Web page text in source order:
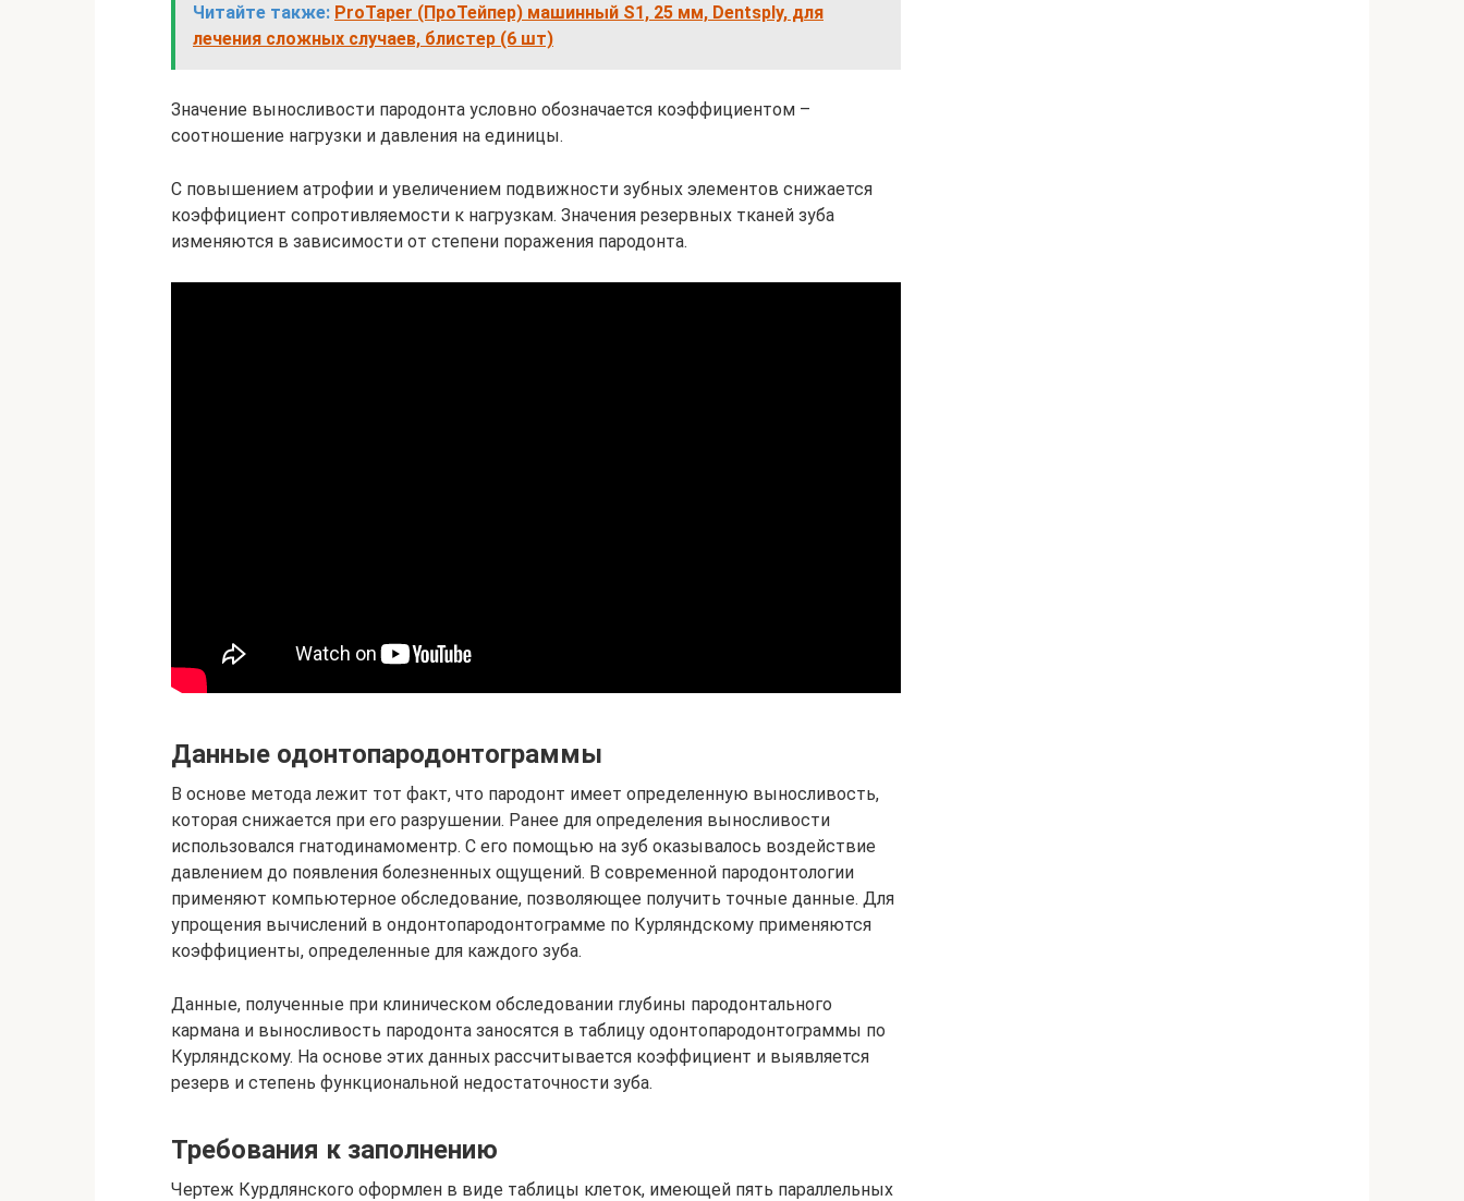
Читайте также: ProTaper (ПроТейпер) машинный S1, 25 мм, Dentsply, для
лечения сложных случаев, блистер (6 шт)
Значение выносливости пародонта условно обозначается коэффициентом –
соотношение нагрузки и давления на единицы.
С повышением атрофии и увеличением подвижности зубных элементов снижается
коэффициент сопротивляемости к нагрузкам. Значения резервных тканей зуба
изменяются в зависимости от степени поражения пародонта.
Данные одонтопародонтограммы
В основе метода лежит тот факт, что пародонт имеет определенную выносливость,
которая снижается при его разрушении. Ранее для определения выносливости
использовался гнатодинамоментр. С его помощью на зуб оказывалось воздействие
давлением до появления болезненных ощущений. В современной пародонтологии
применяют компьютерное обследование, позволяющее получить точные данные. Для
упрощения вычислений в ондонтопародонтограмме по Курляндскому применяются
коэффициенты, определенные для каждого зуба.
Данные, полученные при клиническом обследовании глубины пародонтального
кармана и выносливость пародонта заносятся в таблицу одонтопародонтограммы по
Курляндскому. На основе этих данных рассчитывается коэффициент и выявляется
резерв и степень функциональной недостаточности зуба.
Требования к заполнению
Чертеж Курдлянского оформлен в виде таблицы клеток, имеющей пять параллельных